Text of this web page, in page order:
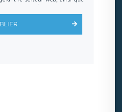
sur un serveur hébergé par
clauses de
RGPD
. Les données collectées
ce que l’Internaute en sollicite la